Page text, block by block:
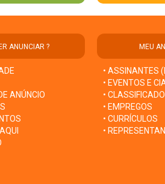
ANUNCIAR ?
ANÚNCIO
MEU
• ASSINANTES
• EVENTOS E
•
• EMPREGOS
• CURRÍCULOS
•